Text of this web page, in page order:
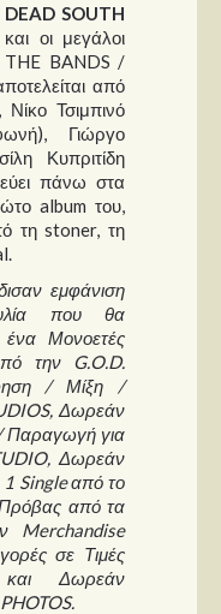
DEAD SOUTH
οι μεγάλοι
THE BANDS /
από
Τσιμπινό
Γιώργο
Κυπριτίδη
πάνω στα
album του,
τη stoner, τη
εμφάνιση
που θα
Μονοετές
την G.O.D.
/ Μίξη /
Δωρεάν
για
Δωρεάν
Single από το
από τα
Merchandise
σε Τιμές
Δωρεάν